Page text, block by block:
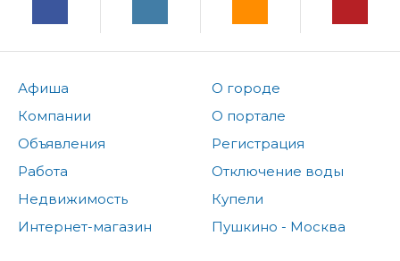
Афиша
Компании
Объявления
Работа
Недвижимость
Интернет-магазин
О городе
О портале
Регистрация
Отключение воды
Купели
Пушкино - Москва